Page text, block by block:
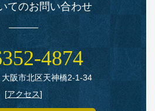
てのお問い合わせ
阪市北区天神橋2‑1‑34
[アクセス]